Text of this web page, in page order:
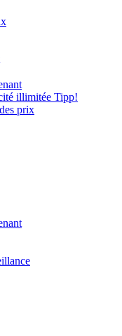
illimitée Tipp!
prix